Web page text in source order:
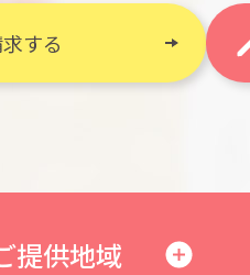
する
提供地域